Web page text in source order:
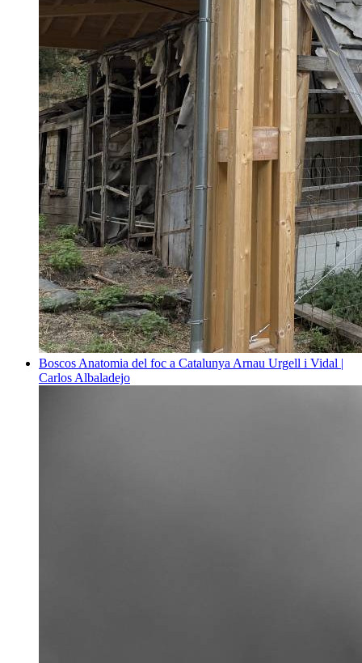
Boscos Anatomia del foc a Catalunya Arnau Urgell i Vidal |
Carlos Albaladejo